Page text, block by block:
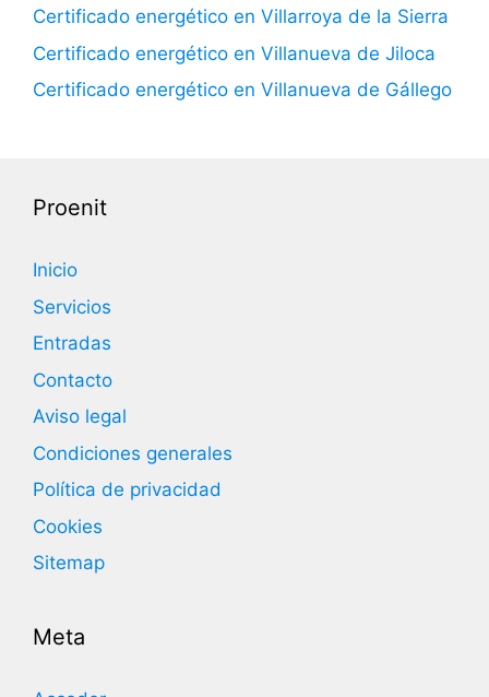
Certificado energético en Villarroya de la Sierra
Certificado energético en Villanueva de Jiloca
Certificado energético en Villanueva de Gállego
Proenit
Inicio
Servicios
Entradas
Contacto
Aviso legal
Condiciones generales
Política de privacidad
Cookies
Sitemap
Meta